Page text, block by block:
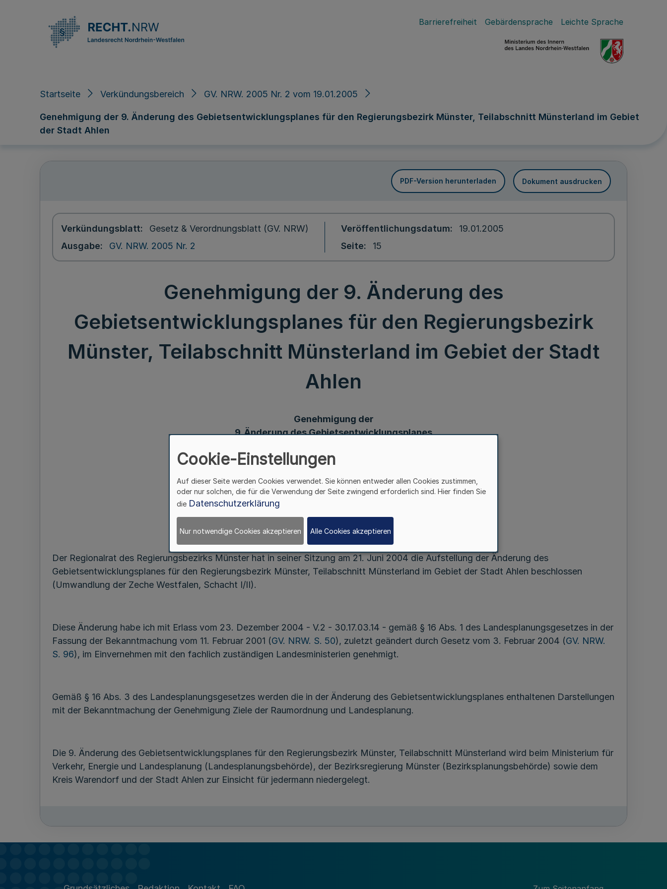
Barrierefreiheit Gebärdensprache Leichte Sprache
Startseite Verkündungsbereich GV. NRW. 2005 Nr. 2 vom 19.01.2005
Genehmigung der 9. Änderung des Gebietsentwicklungsplanes für den Regierungsbezirk Münster, Teilabschnitt Münsterland im Gebiet
der Stadt Ahlen
PDF-Version herunterladen Dokument ausdrucken
Verkündungsblatt
Gesetz & Verordnungsblatt (GV. NRW)
Ausgabe
GV. NRW. 2005 Nr. 2
Veröffentlichungsdatum
19.01.2005
Seite
15
Genehmigung der 9. Änderung des
Gebietsentwicklungsplanes für den Regierungsbezirk
Münster, Teilabschnitt Münsterland im Gebiet der Stadt
Ahlen
Genehmigung der
9. Änderung des Gebietsentwicklungsplanes
Teilabschnitt Münsterland
Vom 23. Dezember 2004
Der Regionalrat des Regierungsbezirks Münster hat in seiner Sitzung am 21. Juni 2004 die Aufstellung der Änderung des
Gebietsentwicklungsplanes für den Regierungsbezirk Münster, Teilabschnitt Münsterland im Gebiet der Stadt Ahlen beschlossen
(Umwandlung der Zeche Westfalen, Schacht I/II).
Diese Änderung habe ich mit Erlass vom 23. Dezember 2004 - V.2 - 30.17.03.14 - gemäß § 16 Abs. 1 des Landesplanungsgesetzes in der
Fassung der Bekanntmachung vom 11. Februar 2001 (GV. NRW. S. 50), zuletzt geändert durch Gesetz vom 3. Februar 2004 (GV. NRW.
S. 96), im Einvernehmen mit den fachlich zuständigen Landesministerien genehmigt.
Gemäß § 16 Abs. 3 des Landesplanungsgesetzes werden die in der Änderung des Gebietsentwicklungsplanes enthaltenen Darstellungen
mit der Bekanntmachung der Genehmigung Ziele der Raumordnung und Landesplanung.
Die 9. Änderung des Gebietsentwicklungsplanes für den Regierungsbezirk Münster, Teilabschnitt Münsterland wird beim Ministerium für
Verkehr, Energie und Landesplanung (Landesplanungsbehörde), der Bezirksregierung Münster (Bezirksplanungsbehörde) sowie dem
Kreis Warendorf und der Stadt Ahlen zur Einsicht für jedermann niedergelegt.
Cookie-Einstellungen
Auf dieser Seite werden Cookies verwendet. Sie können entweder allen Cookies zustimmen,
oder nur solchen, die für die Verwendung der Seite zwingend erforderlich sind. Hier finden Sie
die Datenschutzerklärung
Nur notwendige Cookies akzeptieren Alle Cookies akzeptieren